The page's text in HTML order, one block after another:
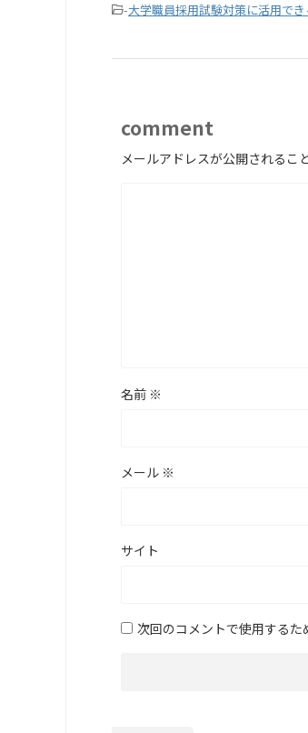
-大学職員採用試験対策に活用で
comment
メールアドレスが公開されるこ
名前 ※
メール ※
サイト
次回のコメントで使用するた